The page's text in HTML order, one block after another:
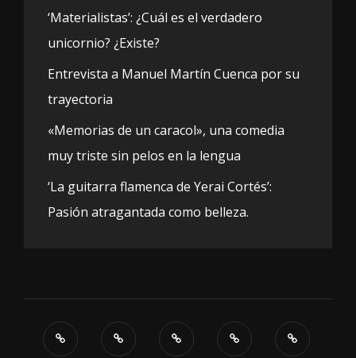
‘Materialistas’: ¿Cuál es el verdadero
unicornio? ¿Existe?
Entrevista a Manuel Martín Cuenca por su
trayectoria
«Memorias de un caracol», una comedia
muy triste sin pelos en la lengua
‘La guitarra flamenca de Yerai Cortés’:
Pasión atragantada como belleza.